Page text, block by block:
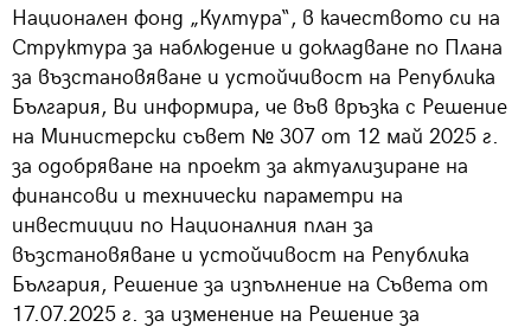
Национален фонд „Култура“, в качеството си на
Структура за наблюдение и докладване по Плана
за възстановяване и устойчивост на Република
България, Ви информира, че във връзка с Решение
на Министерски съвет № 307 от 12 май 2025 г.
за одобряване на проект за актуализиране на
финансови и технически параметри на
инвестиции по Националния план за
възстановяване и устойчивост на Република
България, Решение за изпълнение на Съвета от
17.07.2025 г. за изменение на Решение за